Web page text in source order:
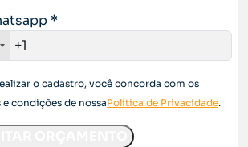
*
o cadastro, você concorda com os
e condições de nossaPolítica de Privacidade.